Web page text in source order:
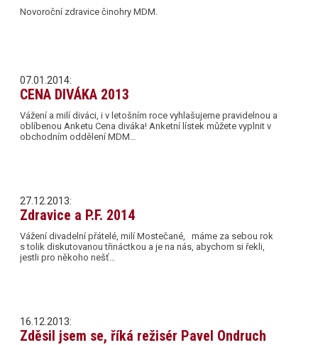
Novoroční zdravice činohry MDM.
07.01.2014:
CENA DIVÁKA 2013
Vážení a milí diváci, i v letošním roce vyhlašujeme pravidelnou a
oblíbenou Anketu Cena diváka! Anketní lístek můžete vyplnit v
obchodním oddělení MDM…
27.12.2013:
Zdravice a P.F. 2014
Vážení divadelní přátelé, milí Mostečané, máme za sebou rok
s tolik diskutovanou třináctkou a je na nás, abychom si řekli,
jestli pro někoho nešť…
16.12.2013:
Zděsil jsem se, říká režisér Pavel Ondruch